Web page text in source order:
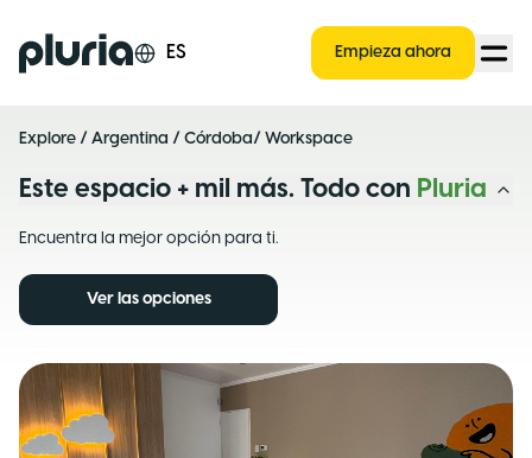
Logo Pluria ES Empieza ahora
Explore / Argentina / Córdoba/ Workspace
Este espacio + mil más. Todo con Pluria
Encuentra la mejor opción para ti.
Ver las opciones